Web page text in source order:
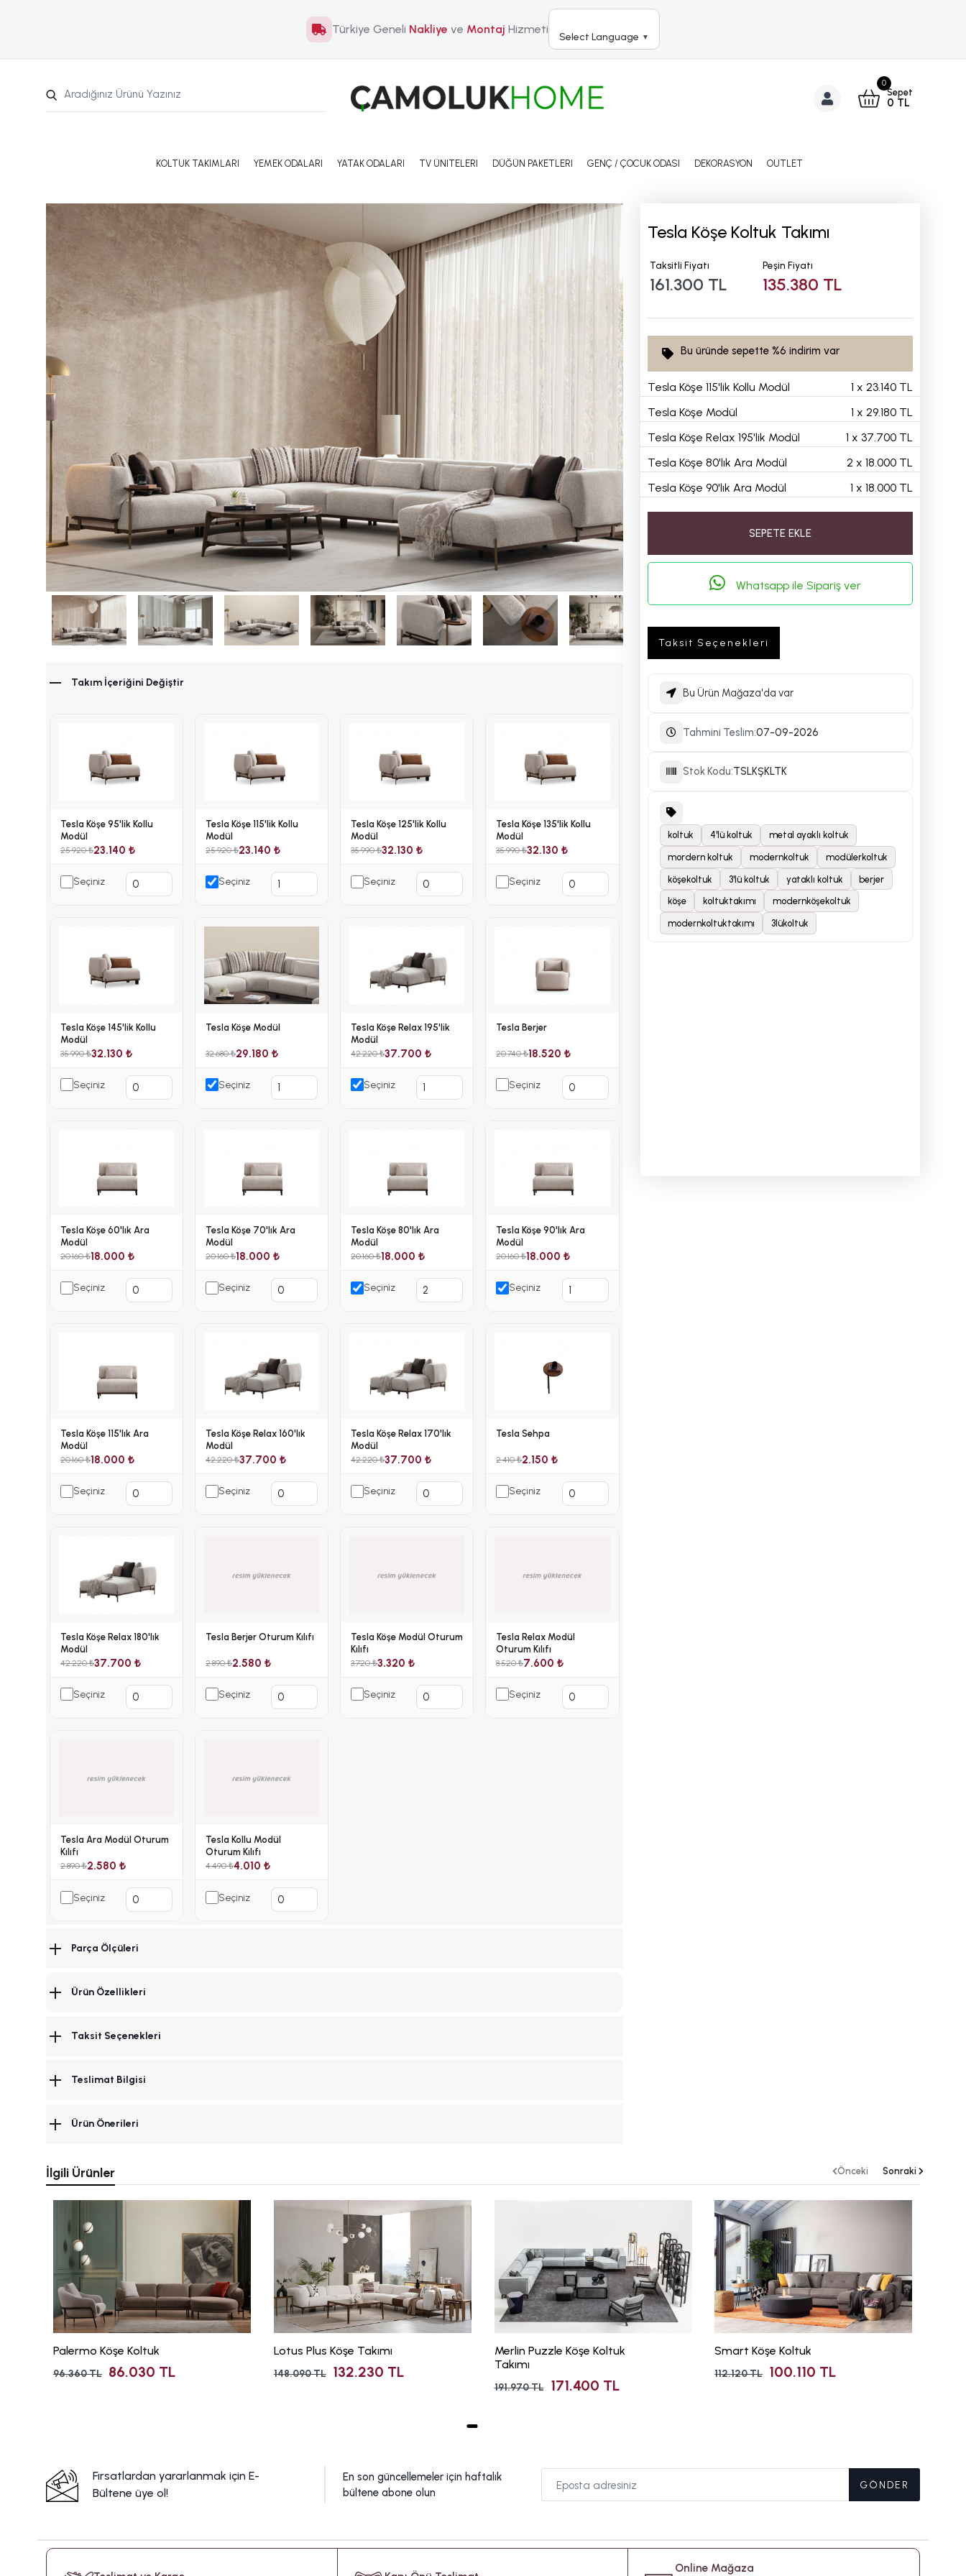
Türkiye Geneli Nakliye ve Montaj Hizmeti
Select Language ▼
0
Sepet
0 TL
KOLTUK TAKIMLARI YEMEK ODALARI YATAK ODALARI TV ÜNITELERI DÜĞÜN PAKETLERI GENÇ / ÇOCUK ODASI DEKORASYON OUTLET
Takım İçeriğini Değiştir
Tesla Köşe 95'lik Kollu
Modül
25.920 ₺23.140 ₺
Seçiniz
Tesla Köşe 115'lik Kollu
Modül
25.920 ₺23.140 ₺
Seçiniz
Tesla Köşe 125'lik Kollu
Modül
35.990 ₺32.130 ₺
Seçiniz
Tesla Köşe 135'lik Kollu
Modül
35.990 ₺32.130 ₺
Seçiniz
Tesla Köşe 145'lik Kollu
Modül
35.990 ₺32.130 ₺
Seçiniz
Tesla Köşe Modül
32.680 ₺29.180 ₺
Seçiniz
Tesla Köşe Relax 195'lik
Modül
42.220 ₺37.700 ₺
Seçiniz
Tesla Berjer
20.740 ₺18.520 ₺
Seçiniz
Tesla Köşe 60'lık Ara
Modül
20.160 ₺18.000 ₺
Seçiniz
Tesla Köşe 70'lık Ara
Modül
20.160 ₺18.000 ₺
Seçiniz
Tesla Köşe 80'lık Ara
Modül
20.160 ₺18.000 ₺
Seçiniz
Tesla Köşe 90'lık Ara
Modül
20.160 ₺18.000 ₺
Seçiniz
Tesla Köşe 115'lık Ara
Modül
20.160 ₺18.000 ₺
Seçiniz
Tesla Köşe Relax 160'lık
Modül
42.220 ₺37.700 ₺
Seçiniz
Tesla Köşe Relax 170'lık
Modül
42.220 ₺37.700 ₺
Seçiniz
Tesla Sehpa
2.410 ₺2.150 ₺
Seçiniz
Tesla Köşe Relax 180'lık
Modül
42.220 ₺37.700 ₺
Seçiniz
Tesla Berjer Oturum Kılıfı
2.890 ₺2.580 ₺
Seçiniz
Tesla Köşe Modül Oturum
Kılıfı
3.720 ₺3.320 ₺
Seçiniz
Tesla Relax Modül
Oturum Kılıfı
8.520 ₺7.600 ₺
Seçiniz
Tesla Ara Modül Oturum
Kılıfı
2.890 ₺2.580 ₺
Seçiniz
Tesla Kollu Modül
Oturum Kılıfı
4.490 ₺4.010 ₺
Seçiniz
Parça Ölçüleri
Ürün Özellikleri
Taksit Seçenekleri
Teslimat Bilgisi
Ürün Önerileri
Tesla Köşe Koltuk Takımı
Taksitli Fiyatı
161.300 TL
Peşin Fiyatı
135.380 TL
Bu üründe sepette %6 indirim var
Tesla Köşe 115'lik Kollu Modül 1 x 23.140 TL
Tesla Köşe Modül
1 x 29.180 TL
Tesla Köşe Relax 195'lik Modül
1 x 37.700 TL
Tesla Köşe 80'lık Ara Modül
2 x 18.000 TL
Tesla Köşe 90'lık Ara Modül
1 x 18.000 TL
SEPETE EKLE
Whatsapp ile Sipariş ver
Taksit Seçenekleri
Bu Ürün Mağaza'da var
Tahmini Teslim:07-09-2026
Stok Kodu:TSLKŞKLTK
koltuk 4'lü koltuk metal ayaklı koltuk
mordern koltuk modernkoltuk modülerkoltuk
köşekoltuk 3'lü koltuk yataklı koltuk berjer
köşe koltuktakımı modernköşekoltuk
modernkoltuktakımı 3lükoltuk
İlgili Ürünler
Palermo Köşe Koltuk
96.360 TL 86.030 TL
Lotus Plus Köşe Takımı
148.090 TL 132.230 TL
Merlin Puzzle Köşe Koltuk
Takımı
191.970 TL 171.400 TL
Smart Köşe Koltuk
112.120 TL 100.110 TL
Önceki Sonraki
Fırsatlardan yararlanmak için E-
Bültene üye ol!
En son güncellemeler için haftalık
bültene abone olun
GÖNDER
Online Mağaza